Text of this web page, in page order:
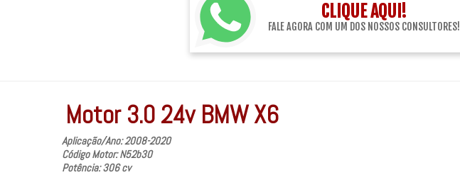
CLIQUE AQUI!
FALE AGORA COM UM DOS NOSSOS CONSULTORES!
Motor 3.0 24v BMW X6
Aplicação/Ano: 2008-2020
Código Motor: N52b30
Potência: 306 cv